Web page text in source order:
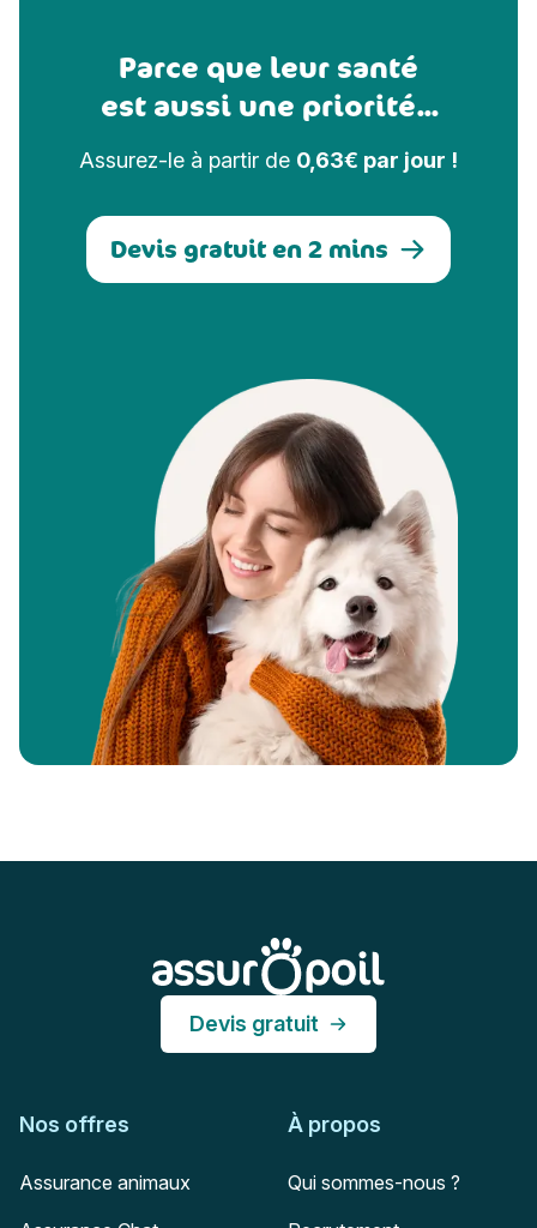
Parce que leur santé
est aussi une priorité...
Assurez-le à partir de 0,63€ par jour !
Devis gratuit en 2 mins
Devis gratuit
Nos offres
Assurance animaux
À propos
Qui sommes-nous ?